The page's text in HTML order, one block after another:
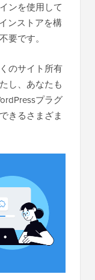
ンを使用して
ンストアを構
要です。
のサイト所有
し、あなたも
プラグ
きるさまざま